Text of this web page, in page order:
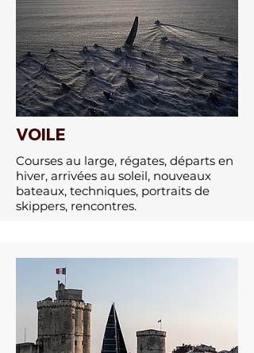
VOILE
Courses au large, régates, départs en
hiver, arrivées au soleil, nouveaux
bateaux, techniques, portraits de
skippers, rencontres​.